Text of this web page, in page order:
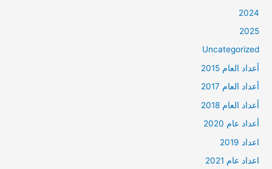
2024
2025
Uncategorized
أعداد العام 2015
أعداد العام 2017
أعداد العام 2018
أعداد عام 2020
اعداد 2019
اعداد عام 2021